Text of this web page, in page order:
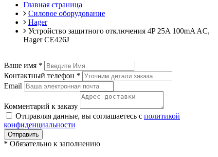
Главная страница
Силовое оборудование
Hager
Устройство защитного отключения 4P 25A 100mA AC,
Hager CE426J
Ваше имя *
Контактный телефон *
Email
Комментарий к заказу
Отправляя данные, вы соглашаетесь с политикой
конфиденциальности
Отправить
* Обязательно к заполнению